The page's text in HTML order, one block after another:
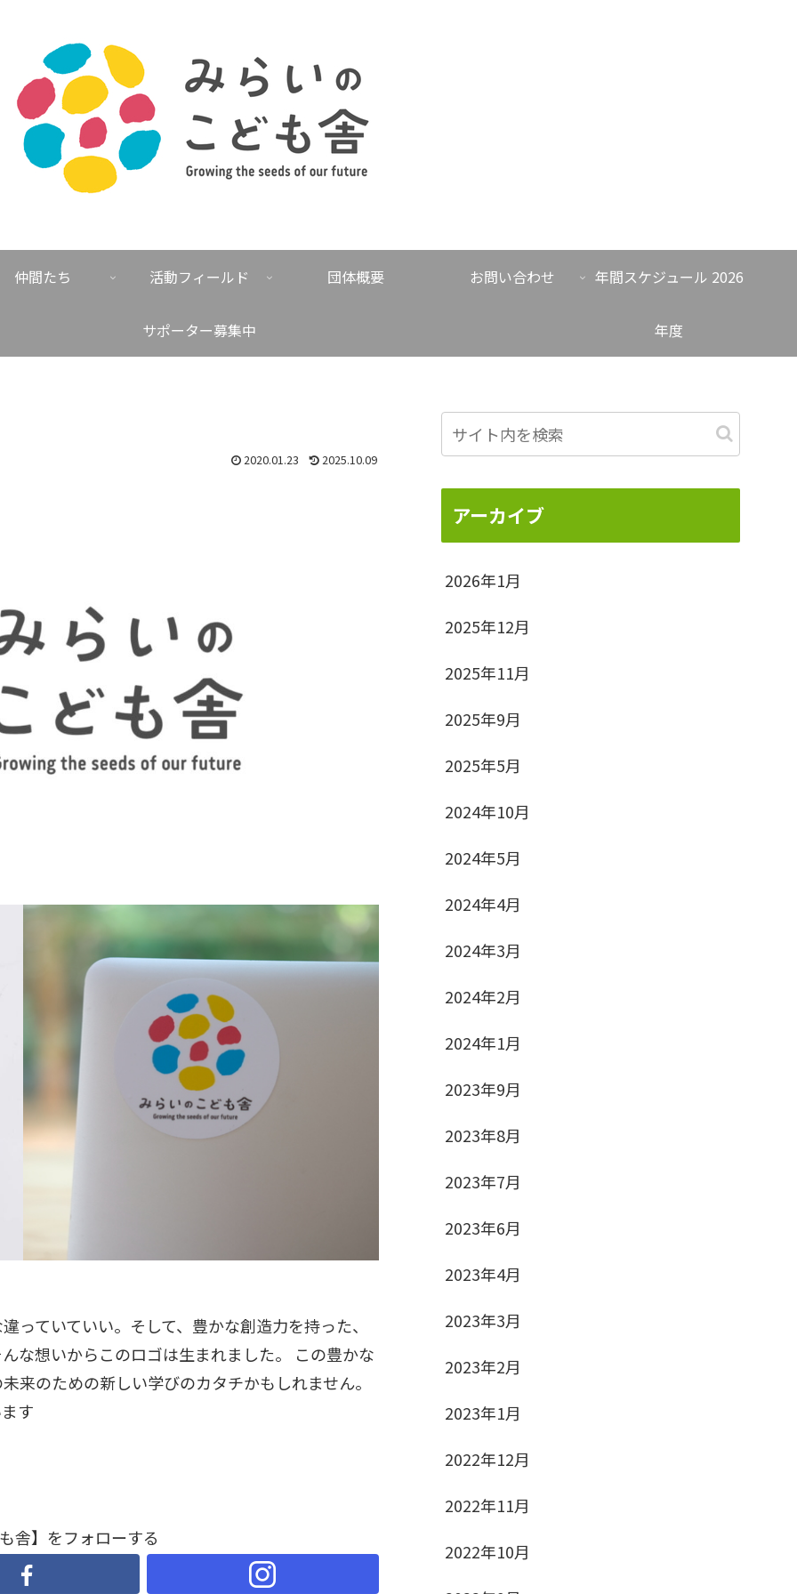
仲間たち 活動フィールド 団体概要 お問い合わせ 年間スケジュール 2026
年度
サポーター募集中
2025.10.09
2020.01.23
ていていい。そして、豊かな創造力を持った、
な想いからこのロゴは生まれました。 この豊かな
来のための新しい学びのカタチかもしれません。
す
舎】をフォローする
アーカイブ
2026年1月
2025年12月
2025年11月
2025年9月
2025年5月
2024年10月
2024年5月
2024年4月
2024年3月
2024年2月
2024年1月
2023年9月
2023年8月
2023年7月
2023年6月
2023年4月
2023年3月
2023年2月
2023年1月
2022年12月
2022年11月
2022年10月